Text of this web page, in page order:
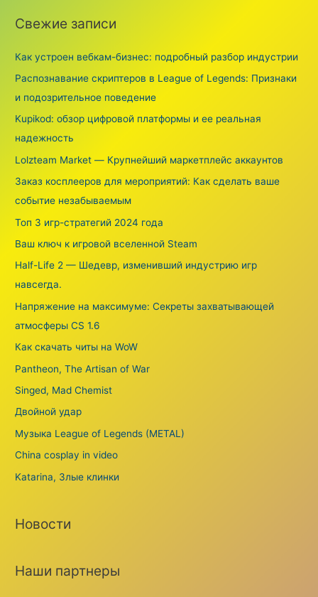
r
h
f
o
r
Свежие записи
Как устроен вебкам-бизнес: подробный разбор индустрии
Распознавание скриптеров в League of Legends: Признаки
и подозрительное поведение
Kupikod: обзор цифровой платформы и ее реальная
надежность
Lolzteam Market — Крупнейший маркетплейс аккаунтов
Заказ косплееров для мероприятий: Как сделать ваше
событие незабываемым
Топ 3 игр-стратегий 2024 года
Ваш ключ к игровой вселенной Steam
Half-Life 2 — Шедевр, изменивший индустрию игр
навсегда.
Напряжение на максимуме: Секреты захватывающей
атмосферы CS 1.6
Как скачать читы на WoW
Pantheon, The Artisan of War
Singed, Mad Chemist
Двойной удар
Музыка League of Legends (METAL)
China cosplay in video
Katarina, Злые клинки
Новости
Наши партнеры